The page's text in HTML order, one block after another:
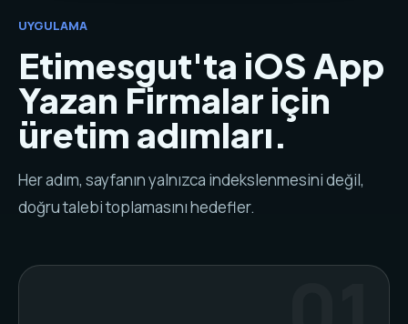
UYGULAMA
Etimesgut'ta iOS App
Yazan Firmalar için
üretim adımları.
Her adım, sayfanın yalnızca indekslenmesini değil,
doğru talebi toplamasını hedefler.